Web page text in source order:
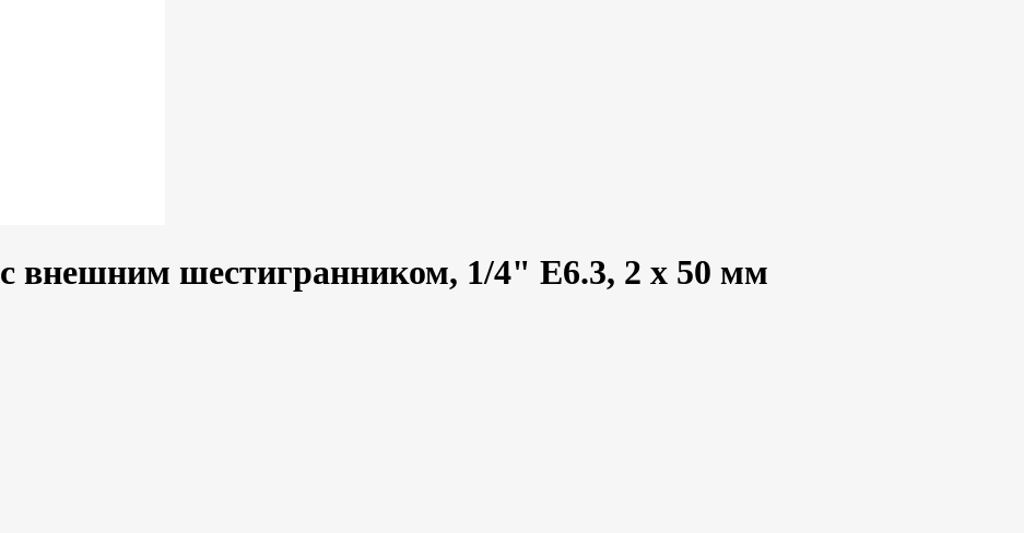
внешним шестигранником, 1/4" E6.3, 2 x 50 мм